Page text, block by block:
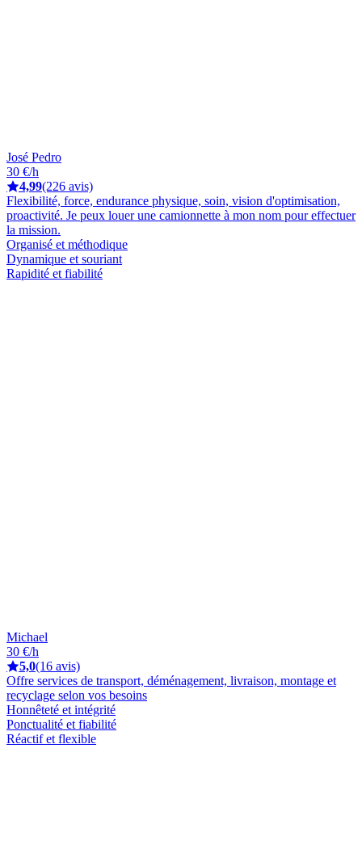
José Pedro
30 €/h
4,99(226 avis)
Flexibilité, force, endurance physique, soin, vision d'optimisation,
proactivité. Je peux louer une camionnette à mon nom pour effectuer
la mission.
Organisé et méthodique
Dynamique et souriant
Rapidité et fiabilité
Michael
30 €/h
5,0(16 avis)
Offre services de transport, déménagement, livraison, montage et
recyclage selon vos besoins
Honnêteté et intégrité
Ponctualité et fiabilité
Réactif et flexible